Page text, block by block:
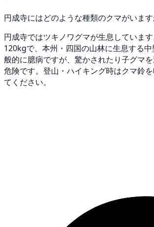
円成寺にはどのような種類のクマがいます
円成寺ではツキノワグマが生息していま
120kgで、本州・四国の山林に生息する
般的に臆病ですが、驚かされたり子グマ
危険です。登山・ハイキング時はクマ鈴
てください。